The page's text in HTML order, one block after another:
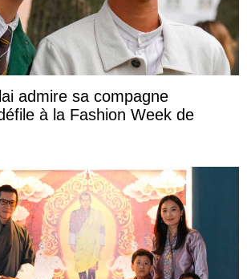
admire sa compagne
à la Fashion Week de